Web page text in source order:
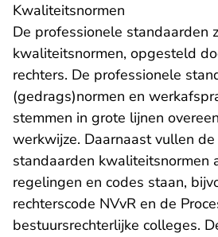
Kwaliteitsnormen
De professionele standaarden
kwaliteitsnormen, opgesteld
rechters. De professionele
(gedrags)normen en
stemmen in grote lijnen
werkwijze. Daarnaast vullen
standaarden kwaliteitsnormen
regelingen en codes staan,
rechterscode NVvR en de
bestuursrechterlijke colleges.